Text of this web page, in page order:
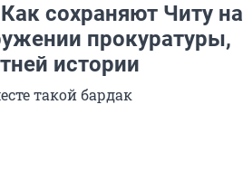
сохраняют Читу на
прокуратуры,
истории
такой бардак